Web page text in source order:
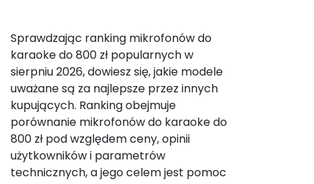
Sprawdzając ranking mikrofonów do
karaoke do 800 zł popularnych w
sierpniu 2026, dowiesz się, jakie modele
uważane są za najlepsze przez innych
kupujących. Ranking obejmuje
porównanie mikrofonów do karaoke do
800 zł pod względem ceny, opinii
użytkowników i parametrów
technicznych, a jego celem jest pomoc